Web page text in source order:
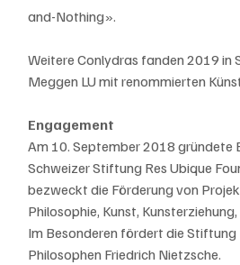
and-Nothing».
Weitere Conlydras fanden 2019 in
Meggen LU mit renommierten
​Engagement
Am 10. September 2018 gründete
Schweizer Stiftung Res Ubique
bezweckt die Förderung von
Philosophie, Kunst,
Im Besonderen fördert die Stiftung
Philosophen Friedrich Nietzsche.